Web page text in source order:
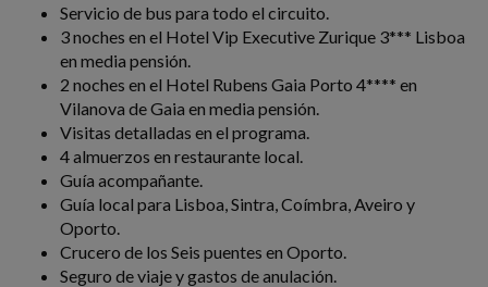
Servicio de bus para todo el circuito.
3 noches en el Hotel Vip Executive Zurique 3*** Lisboa
en media pensión.
2 noches en el Hotel Rubens Gaia Porto 4**** en
Vilanova de Gaia en media pensión.
Visitas detalladas en el programa.
4 almuerzos en restaurante local.
Guía acompañante.
Guía local para Lisboa, Sintra, Coímbra, Aveiro y
Oporto.
Crucero de los Seis puentes en Oporto.
Seguro de viaje y gastos de anulación.